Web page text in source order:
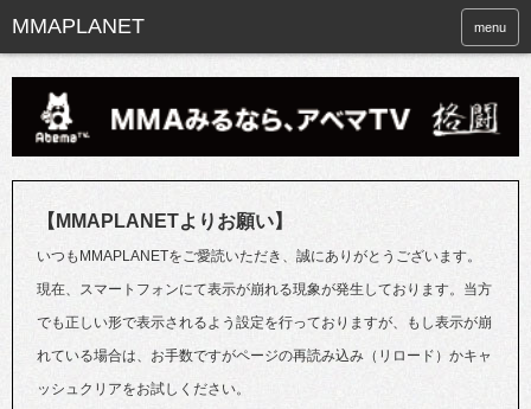
menu
【MMAPLANETよりお願い】
いつもMMAPLANETをご愛読いただき、誠にありがとうございます。
現在、スマートフォンにて表示が崩れる現象が発生しております。当方
でも正しい形で表示されるよう設定を行っておりますが、もし表示が崩
れている場合は、お手数ですがページの再読み込み（リロード）かキャ
ッシュクリアをお試しください。